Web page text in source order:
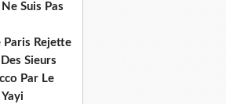
Suis Pas
Paris Rejette
Sieurs
Par Le